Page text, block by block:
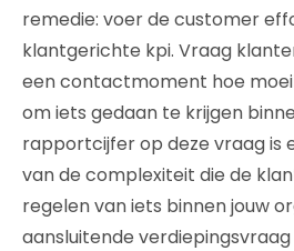
remedie: voer de customer
klantgerichte kpi. Vraag
een contactmoment hoe
om iets gedaan te krijgen
rapportcijfer op deze vraag is
van de complexiteit die de
regelen van iets binnen jouw
aansluitende